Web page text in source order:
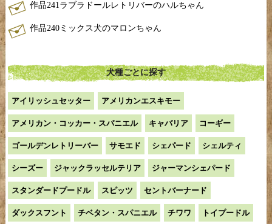
作品241ラブラドールレトリバーのハルちゃん
作品240ミックス犬のマロンちゃん
犬種ごとに探す
アイリッシュセッター アメリカンエスキモー
アメリカン・コッカー・スパニエル キャバリア コーギー
ゴールデンレトリーバー サモエド シェパード シェルティ
シーズー ジャックラッセルテリア ジャーマンシェパード
スタンダードプードル スピッツ セントバーナード
ダックスフント チベタン・スパニエル チワワ トイプードル